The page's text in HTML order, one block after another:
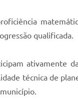
qualificada.
ativamente
técnica de